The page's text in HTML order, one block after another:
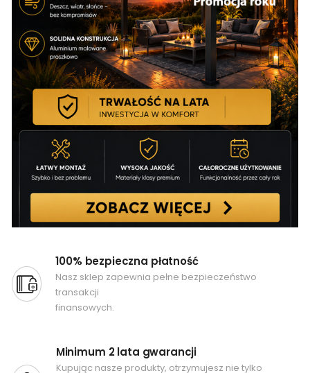
100% bezpieczna płatność
Nasz sklep zapewnia pełne bezpieczeństwo
transakcji
finansowych.
Minimum 2 lata gwarancji
Kupując nasze produkty, otrzymujesz nie tylko